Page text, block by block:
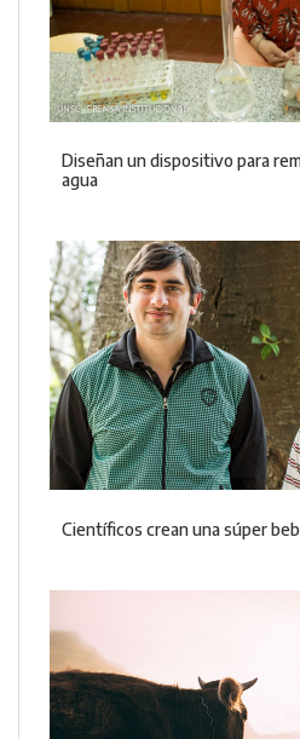
Diseñan un dispositivo para
agua
Científicos crean una súper